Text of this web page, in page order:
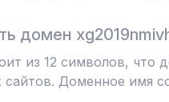
домен
из 12 символов, что
сайтов. Доменное имя